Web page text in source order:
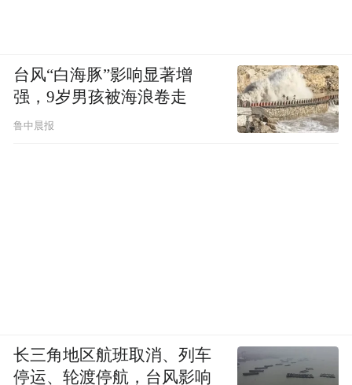
台风“白海豚”影响显著增
强，9岁男孩被海浪卷走
鲁中晨报
长三角地区航班取消、列车
停运、轮渡停航，台风影响